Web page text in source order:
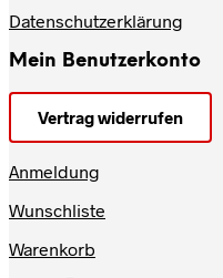
Datenschutzerklärung
Mein Benutzerkonto
Vertrag widerrufen
Anmeldung
Wunschliste
Warenkorb